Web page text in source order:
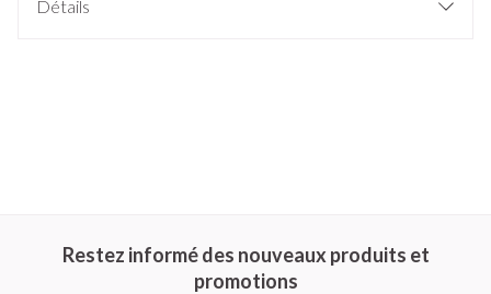
Détails
Restez informé des nouveaux produits et
promotions